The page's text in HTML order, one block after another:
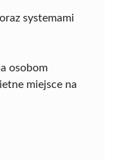
systemami
osobom
miejsce na